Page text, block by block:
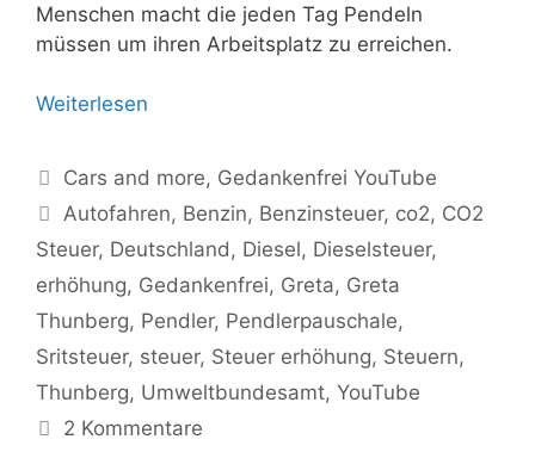
Menschen macht die jeden Tag Pendeln
müssen um ihren Arbeitsplatz zu erreichen.
Weiterlesen
Kategorien
Cars and more, Gedankenfrei YouTube
Schlagwörter
Autofahren, Benzin, Benzinsteuer, co2, CO2
Steuer, Deutschland, Diesel, Dieselsteuer,
erhöhung, Gedankenfrei, Greta, Greta
Thunberg, Pendler, Pendlerpauschale,
Sritsteuer, steuer, Steuer erhöhung, Steuern,
Thunberg, Umweltbundesamt, YouTube
2 Kommentare